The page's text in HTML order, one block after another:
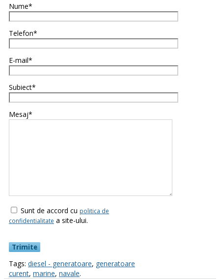
Nume*
Telefon*
E-mail*
Subiect*
Mesaj*
Sunt de accord cu politica de
confidentialitate a site-ului.
Tags: diesel - generatoare, generatoare
curent, marine, navale.